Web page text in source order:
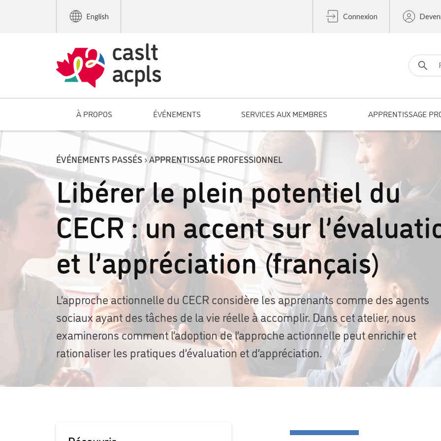
English Connexion
Search
À PROPOS ÉVÉNEMENTS SERVICES AUX MEMBRES APPRENTISSAGE
ÉVÉNEMENTS PASSÉS › APPRENTISSAGE PROFESSIONNEL
Libérer le plein potentiel du
CECR : un accent sur
et l’appréciation (français)
L’approche actionnelle du CECR considère les apprenants comme des agents
sociaux ayant des tâches de la vie réelle à accomplir. Dans cet atelier, nous
examinerons comment l’adoption de l’approche actionnelle peut enrichir et
rationaliser les pratiques d’évaluation et d’appréciation.